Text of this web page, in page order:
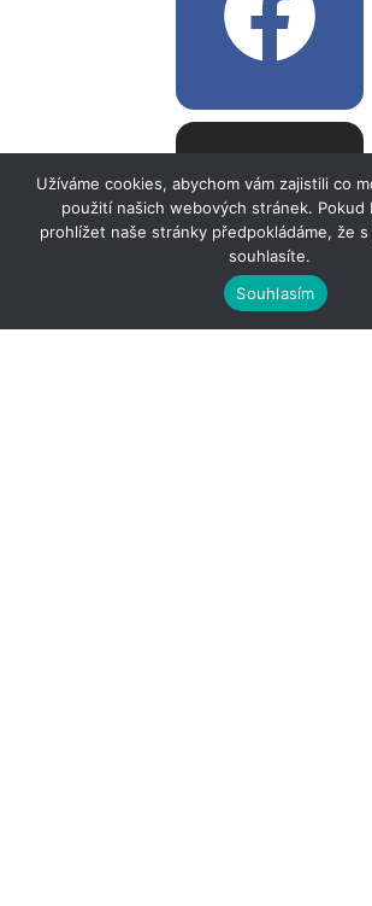
Užíváme cookies, abychom vám zajistili co
použití našich webových stránek. Pokud
prohlížet naše stránky předpokládáme, že
souhlasíte.
Souhlasím